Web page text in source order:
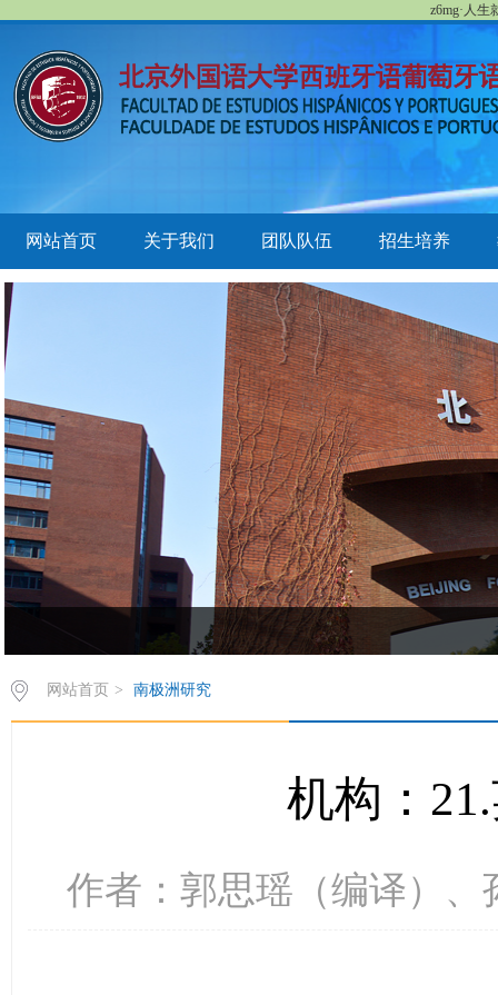
z6mg·人
网站首页 关于我们 团队队伍 招生培养
欢饮访问z6mg人生就是博有限公司西葡语系网站！
网站首页 > 南极洲研究
机构：
作者：郭思瑶（编译）、